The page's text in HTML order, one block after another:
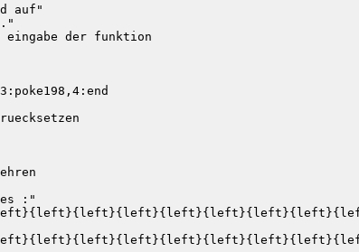
auf"
der funktion
:"